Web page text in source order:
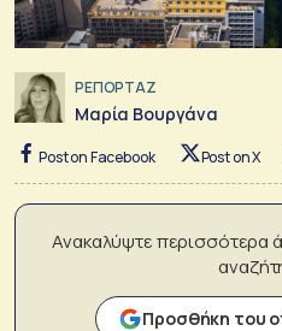
ΡΕΠΟΡΤΑΖ
Μαρία Βουργάνα
Post on Facebook Post on X
Ανακαλύψτε περισσότερα
Προσθήκη του